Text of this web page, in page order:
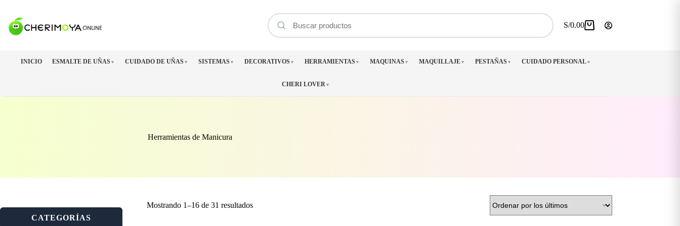
contenido
Carro
S/0.00
INICIO ESMALTE DE UÑAS ▼ CUIDADO DE UÑAS ▼ SISTEMAS ▼ DECORATIVOS ▼ HERRAMIENTAS ▼ MAQUINAS ▼ MAQUILLAJE ▼ PESTAÑAS ▼ CUIDADO PERSONAL ▼
CHERI LOVER ▼
Herramientas de Manicura
Mostrando 1–16 de 31 resultadosOrdenado
CATEGORÍAS